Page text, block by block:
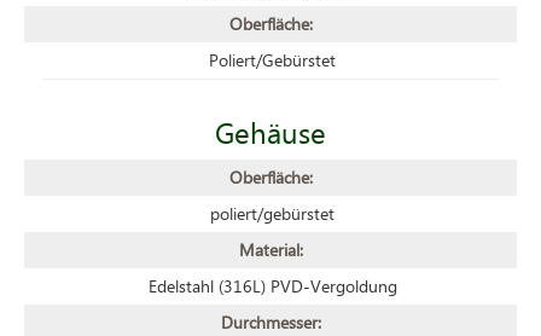
Oberfläche:
Poliert/Gebürstet
Gehäuse
Oberfläche:
poliert/gebürstet
Material:
Edelstahl (316L) PVD-Vergoldung
Durchmesser: